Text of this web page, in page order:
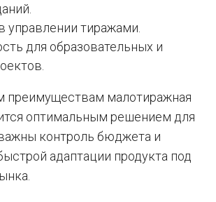
управлении тиражами.
для образовательных и
преимуществам малотиражная
оптимальным решением для
контроль бюджета и
адаптации продукта под